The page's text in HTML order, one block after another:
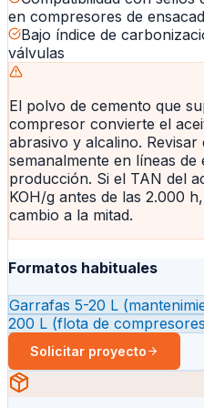
en compresores de
Bajo índice de
válvulas
El polvo de cemento que
compresor convierte el
abrasivo y alcalino.
semanalmente en líneas de
producción. Si el TAN del
KOH/g antes de las 2.000
cambio a la mitad.
Formatos habituales
Garrafas 5-20 L
200 L (flota de
Solicitar proyecto